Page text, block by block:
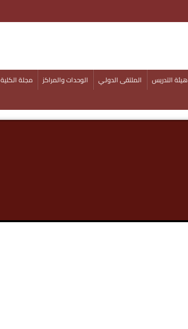
هيئة التدريس الملتقى الدولـي الوحدات والمراكز مجلة الكلية